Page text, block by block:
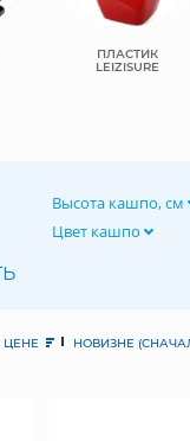
ПЛАСТИК
LEIZISURE
Высота кашпо, см
Цвет кашпо
ЦЕНЕ НОВИЗНЕ